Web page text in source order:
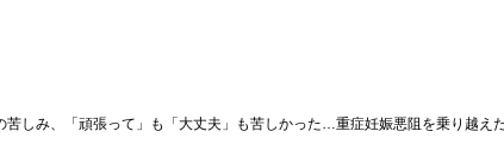
苦しみ、「頑張って」も「大丈夫」も苦しかった…重症妊娠悪阻を乗り越え